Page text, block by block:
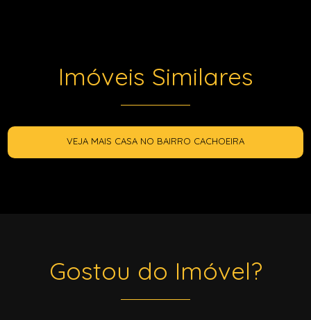
Imóveis Similares
VEJA MAIS CASA NO BAIRRO CACHOEIRA
Gostou do Imóvel?